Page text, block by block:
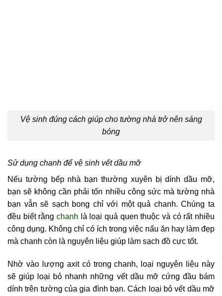
Vệ sinh đúng cách giúp cho tường nhà trở nên sáng
bóng
Sử dụng chanh để vệ sinh vết dầu mỡ
Nếu tường bếp nhà bạn thường xuyên bị dính dầu mỡ,
bạn sẽ không cần phải tốn nhiều công sức mà tường nhà
bạn vẫn sẽ sạch bong chỉ với một quả chanh. Chúng ta
đều biết rằng chanh là loại quả quen thuộc và có rất nhiều
công dụng. Không chỉ có ích trong việc nấu ăn hay làm đẹp
mà chanh còn là nguyên liệu giúp làm sạch đồ cực tốt.
Nhờ vào lượng axit có trong chanh, loại nguyên liệu này
sẽ giúp loại bỏ nhanh những vết dầu mỡ cứng đầu bám
dính trên tường của gia đình bạn. Cách loại bỏ vết dầu mỡ